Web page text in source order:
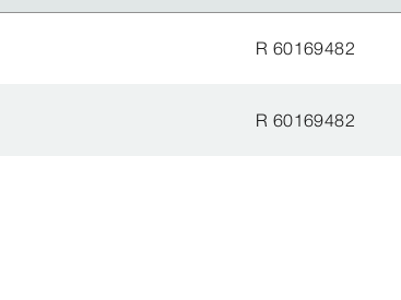
R 60169482
R 60169482